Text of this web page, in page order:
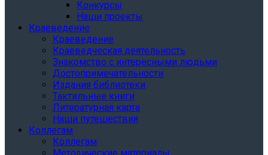
Конкурсы
Наши проекты
Краеведение
Краеведение
Краеведческая деятельность
Знакомство с интересными людьми
Достопримечательности
Издания библиотеки
Тактильные книги
Литературная карта
Наши путешествия
Коллегам
Коллегам